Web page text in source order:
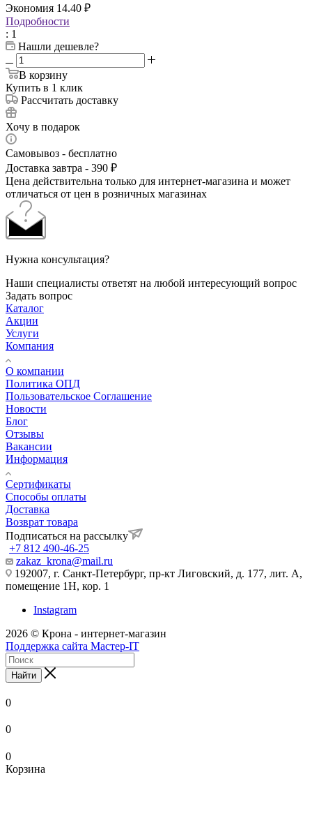
Экономия 14.40 ₽
Подробности
: 1
Нашли дешевле?
В корзину
Купить в 1 клик
Рассчитать доставку
Хочу в подарок
Самовывоз - бесплатно
Доставка завтра - 390 ₽
Цена действительна только для интернет-магазина и может
отличаться от цен в розничных магазинах
Нужна консультация?
Наши специалисты ответят на любой интересующий вопрос
Задать вопрос
Каталог
Акции
Услуги
Компания
О компании
Политика ОПД
Пользовательское Соглашение
Новости
Блог
Отзывы
Вакансии
Информация
Сертификаты
Способы оплаты
Доставка
Возврат товара
Подписаться на рассылку
+7 812 490-46-25
zakaz_krona@mail.ru
192007, г. Санкт-Петербург, пр-кт Лиговский, д. 177, лит. А,
помещение 1Н, кор. 1
Instagram
2026 © Крона - интернет-магазин
Поддержка сайта Мастер-IT
Найти
0
0
0
Корзина